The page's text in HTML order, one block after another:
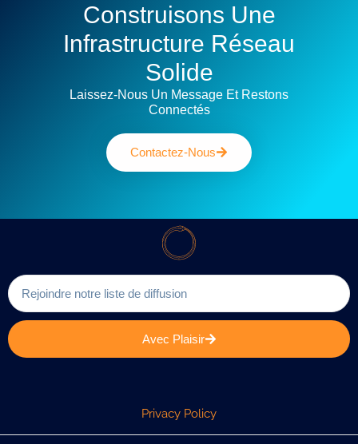
Construisons Une
Infrastructure Réseau
Solide
Laissez-Nous Un Message Et Restons
Connectés
Contactez-Nous
Avec Plaisir
Privacy Policy